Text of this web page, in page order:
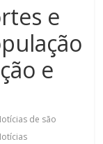
e
e
de são